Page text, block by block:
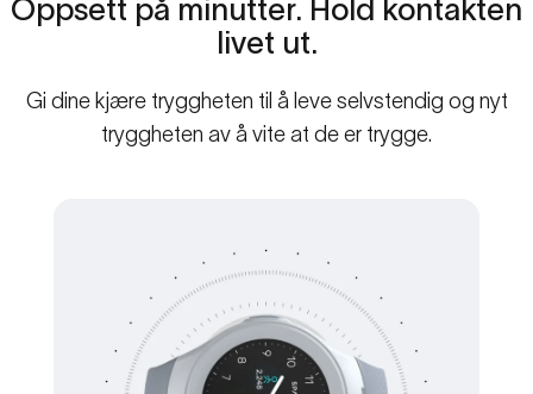
Oppsett på minutter. Hold kontakten
livet ut.
Gi dine kjære tryggheten til å leve selvstendig og nyt
tryggheten av å vite at de er trygge.